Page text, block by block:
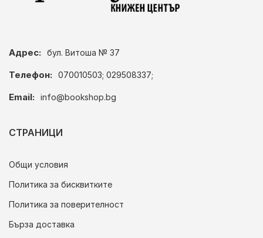
Адрес: бул. Витоша № 37
Телефон: 070010503; 029508337;
Email: info@bookshop.bg
СТРАНИЦИ
Общи условия
Политика за бисквитките
Политика за поверителност
Бърза доставка